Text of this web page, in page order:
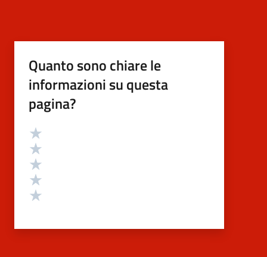
Quanto sono chiare le
informazioni su questa
pagina?
Valutazione